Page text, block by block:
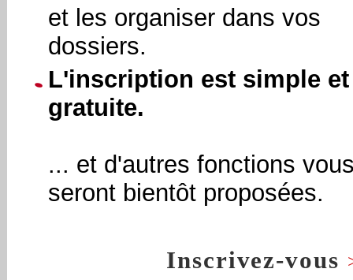
et les organiser dans vos
dossiers.
L'inscription est simple et
gratuite.
... et d'autres fonctions
seront bientôt proposées.
Inscrivez-vous